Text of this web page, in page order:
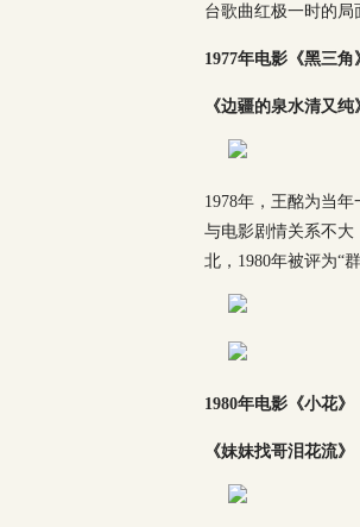
台歌曲红极一时的局
1977年电影《黑三角
《边疆的泉水清又纯
1978年，王酩为当
与电影剧情关系不
北，1980年被评为“
1980年电影《小花》
《妹妹找哥泪花流》